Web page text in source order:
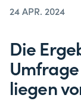
24 APR. 2024
Die
liegen